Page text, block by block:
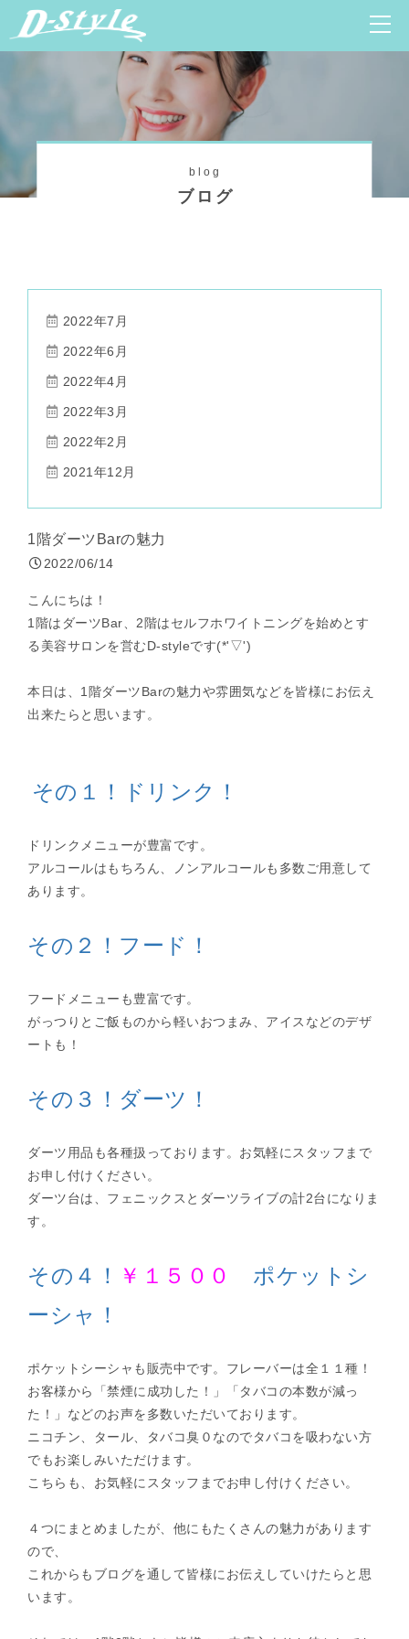
blog
ブログ
2022年7月
2022年6月
2022年4月
2022年3月
2022年2月
2021年12月
1階ダーツBarの魅力
2022/06/14
こんにちは！
1階はダーツBar、2階はセルフホワイトニングを始めとす
る美容サロンを営むD-styleです(*'▽')
本日は、1階ダーツBarの魅力や雰囲気などを皆様にお伝え
出来たらと思います。
その１！ドリンク ！
ドリンクメニューが豊富です。
アルコールはもちろん、ノンアルコールも多数ご用意して
あります。
その２！フード！
フードメニューも豊富です。
がっつりとご飯ものから軽いおつまみ、アイスなどのデザ
ートも！
その３！ダーツ！
ダーツ用品も各種扱っております。お気軽にスタッフまで
お申し付けください。
ダーツ台は、フェニックスとダーツライブの計2台になりま
す。
その４！ ￥１５００
ポケットシ
ーシャ！
ポケットシーシャも販売中です。フレーバーは全１１種！
お客様から「禁煙に成功した！」「タバコの本数が減っ
た！」などのお声を多数いただいております。
ニコチン、タール、タバコ臭０なのでタバコを吸わない方
でもお楽しみいただけます。
こちらも、お気軽にスタッフまでお申し付けください。
４つにまとめましたが、他にもたくさんの魅力があります
ので、
これからもブログを通して皆様にお伝えしていけたらと思
います。